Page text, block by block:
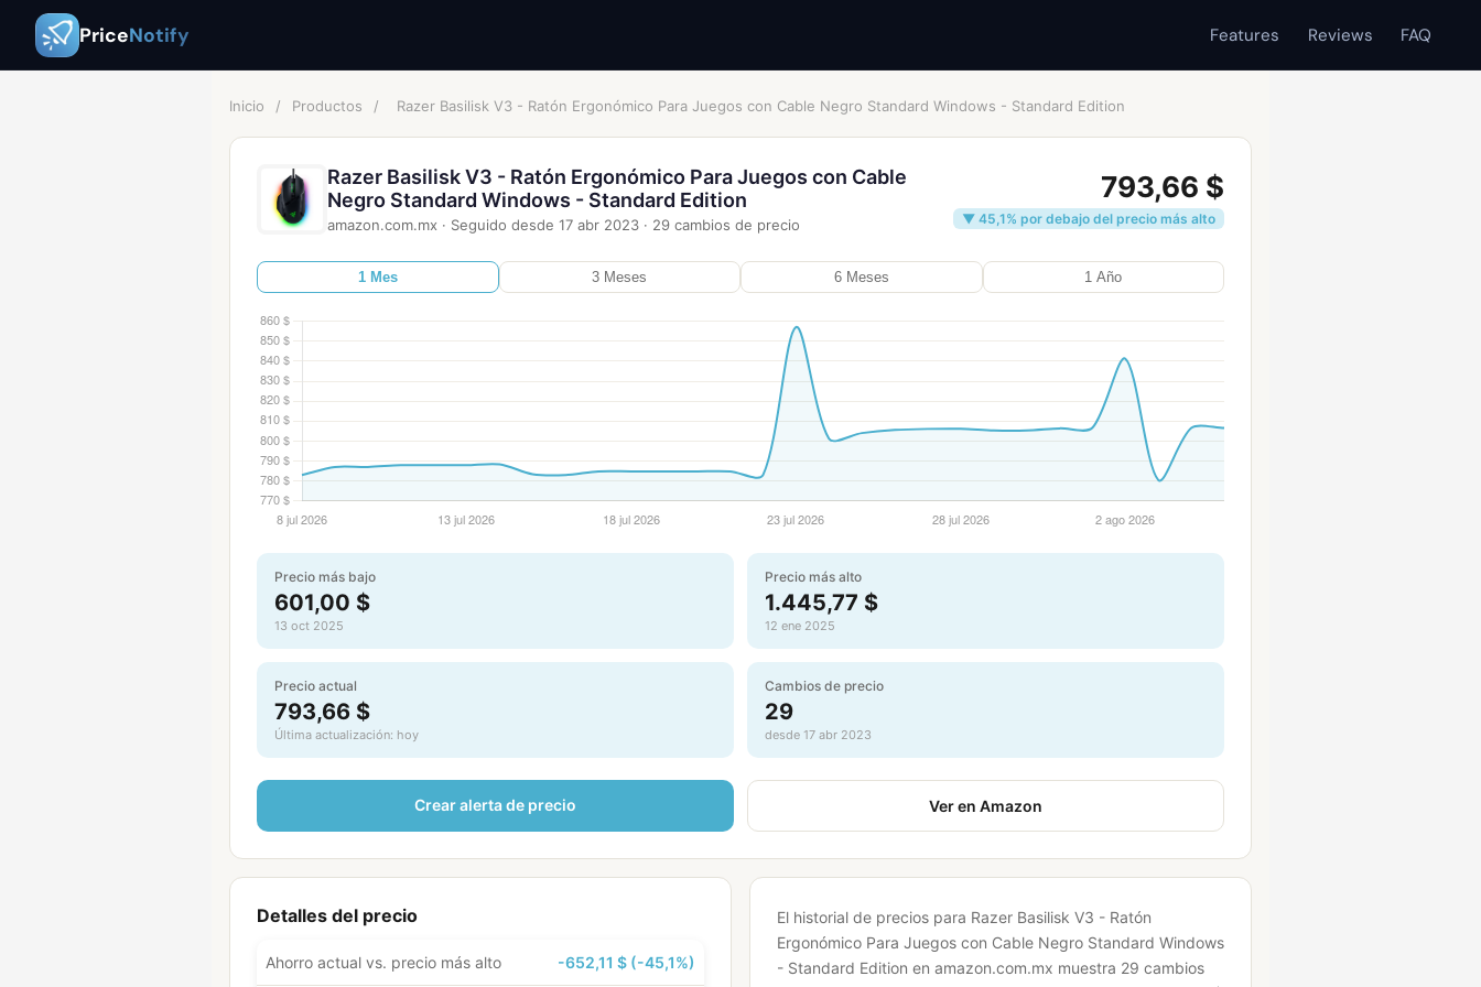
PriceNotify Features Reviews FAQ
Inicio / Productos / Razer Basilisk V3 - Ratón Ergonómico Para Juegos con Cable Negro Standard Windows - Standard Edition
Razer Basilisk V3 - Ratón Ergonómico Para Juegos con Cable
Negro Standard Windows - Standard Edition
amazon.com.mx · Seguido desde 17 abr 2023 · 29 cambios de precio
793,66 $
▼ 45,1% por debajo del precio más alto
1 Mes 3 Meses 6 Meses 1 Año
Precio más bajo
601,00 $
13 oct 2025
Precio más alto
1.445,77 $
12 ene 2025
Precio actual
793,66 $
Última actualización: hoy
Cambios de precio
29
desde 17 abr 2023
Crear alerta de precio Ver en Amazon
Detalles del precio
Ahorro actual vs. precio más alto -652,11 $ (-45,1%)
El historial de precios para Razer Basilisk V3 - Ratón
Ergonómico Para Juegos con Cable Negro Standard Windows
- Standard Edition en amazon.com.mx muestra 29 cambios